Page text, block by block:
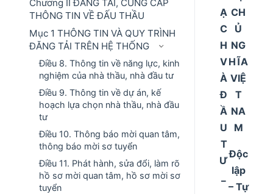
Chương II ĐĂNG TẢI, CUNG CẤP
THÔNG TIN VỀ ĐẤU THẦU
Mục 1 THÔNG TIN VÀ QUY TRÌNH
ĐĂNG TẢI TRÊN HỆ THỐNG
Điều 8. Thông tin về năng lực, kinh
nghiệm của nhà thầu, nhà đầu tư
Điều 9. Thông tin về dự án, kế
hoạch lựa chọn nhà thầu, nhà đầu
tư
Điều 10. Thông báo mời quan tâm,
thông báo mời sơ tuyển
Điều 11. Phát hành, sửa đổi, làm rõ
hồ sơ mời quan tâm, hồ sơ mời sơ
tuyển
Ạ
C
H
V
À
Đ
Ầ
U
T
Ư
CH
Ủ
NG
HĨA
VIỆ
T
NA
M
Độc
lập
– Tự